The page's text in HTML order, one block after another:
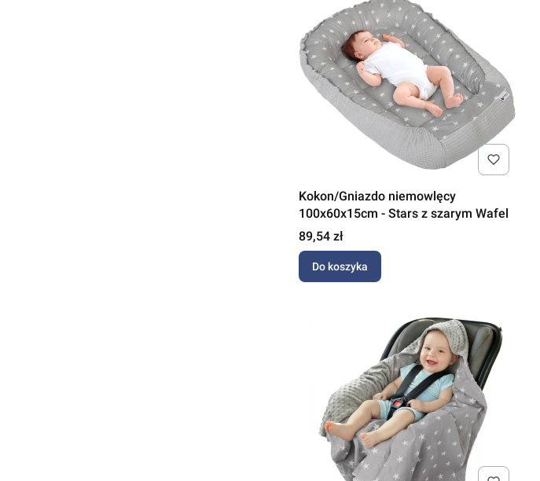
Kokon/Gniazdo niemowlęcy
100x60x15cm - Stars z szarym Wafel
Cena
89,54 zł
Do koszyka